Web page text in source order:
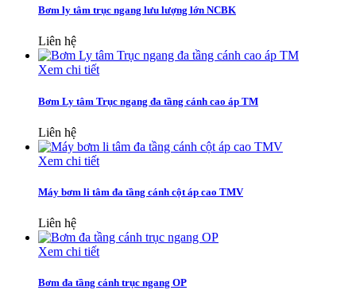
Bơm ly tâm trục ngang lưu lượng lớn NCBK
Liên hệ
Xem chi tiết
Bơm Ly tâm Trục ngang đa tầng cánh cao áp TM
Liên hệ
Xem chi tiết
Máy bơm li tâm đa tầng cánh cột áp cao TMV
Liên hệ
Xem chi tiết
Bơm đa tầng cánh trục ngang OP